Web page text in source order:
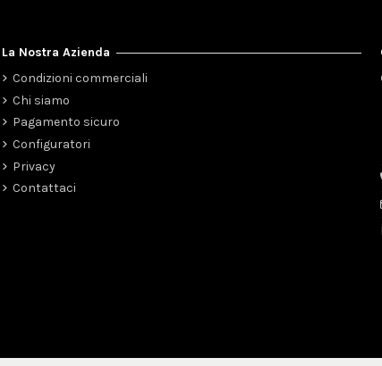
La Nostra Azienda
Condizioni commerciali
Chi siamo
Pagamento sicuro
Configuratori
Privacy
Contattaci